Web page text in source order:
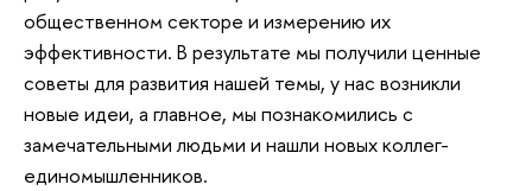
общественном секторе и измерению их
эффективности. В результате мы получили ценные
советы для развития нашей темы, у нас возникли
новые идеи, а главное, мы познакомились с
замечательными людьми и нашли новых коллег-
единомышленников.